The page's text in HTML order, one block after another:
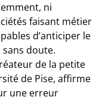
ni
faisant métier
d’anticiper le
sans doute.
de la petite
de Pise, affirme
une erreur